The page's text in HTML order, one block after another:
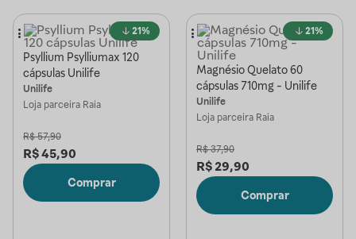
21%
Psyllium Psylliumax 120
cápsulas Unilife
Unilife
Loja parceira Raia
R$ 57,90
R$45,90
Comprar
21%
Magnésio Quelato 60
cápsulas 710mg - Unilife
Unilife
Loja parceira Raia
R$ 37,90
R$ 29,90
Comprar